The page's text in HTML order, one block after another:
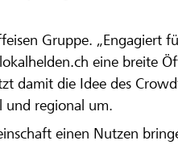
Gruppe. „Engagiert
eine breite
damit die Idee des
und regional um.
einen Nutzen